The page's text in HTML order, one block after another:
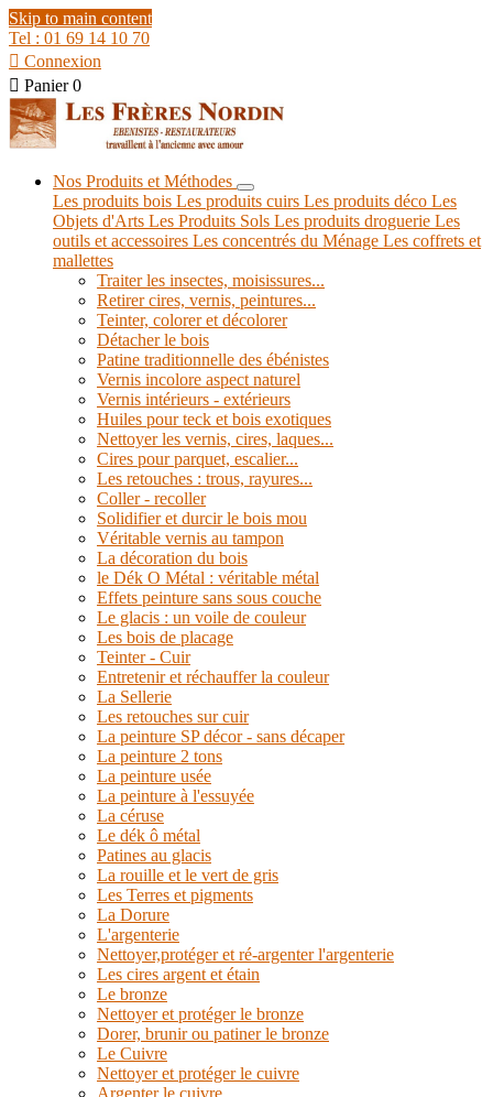
Skip to main content
Tel : 01 69 14 10 70
 Connexion
 Panier 0
Nos Produits et Méthodes
Les produits bois Les produits cuirs Les produits déco Les
Objets d'Arts Les Produits Sols Les produits droguerie Les
outils et accessoires Les concentrés du Ménage Les coffrets et
mallettes
Traiter les insectes, moisissures...
Retirer cires, vernis, peintures...
Teinter, colorer et décolorer
Détacher le bois
Patine traditionnelle des ébénistes
Vernis incolore aspect naturel
Vernis intérieurs - extérieurs
Huiles pour teck et bois exotiques
Nettoyer les vernis, cires, laques...
Cires pour parquet, escalier...
Les retouches : trous, rayures...
Coller - recoller
Solidifier et durcir le bois mou
Véritable vernis au tampon
La décoration du bois
le Dék O Métal : véritable métal
Effets peinture sans sous couche
Le glacis : un voile de couleur
Les bois de placage
Teinter - Cuir
Entretenir et réchauffer la couleur
La Sellerie
Les retouches sur cuir
La peinture SP décor - sans décaper
La peinture 2 tons
La peinture usée
La peinture à l'essuyée
La céruse
Le dék ô métal
Patines au glacis
La rouille et le vert de gris
Les Terres et pigments
La Dorure
L'argenterie
Nettoyer,protéger et ré-argenter l'argenterie
Les cires argent et étain
Le bronze
Nettoyer et protéger le bronze
Dorer, brunir ou patiner le bronze
Le Cuivre
Nettoyer et protéger le cuivre
Argenter le cuivre